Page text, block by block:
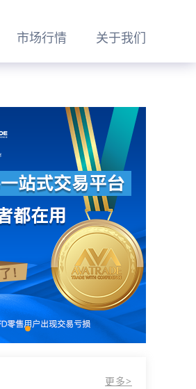
市场行情 关于我们
更多>